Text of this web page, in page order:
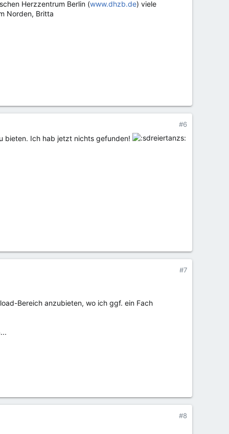
Herzzentrum Berlin (www.dhzb.de) viele
Norden, Britta
#6
bieten. Ich hab jetzt nichts gefunden!
#7
Bereich anzubieten, wo ich ggf. ein Fach
#8